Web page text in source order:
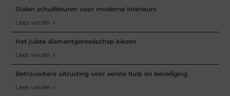
Stalen schuifdeuren voor moderne interieurs
Lees verder »
Het juiste diamantgereedschap kiezen
Lees verder »
Betrouwbare uitrusting voor eerste hulp en beveiliging
Lees verder »